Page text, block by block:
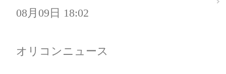
08月09日 18:02
オリコンニュース